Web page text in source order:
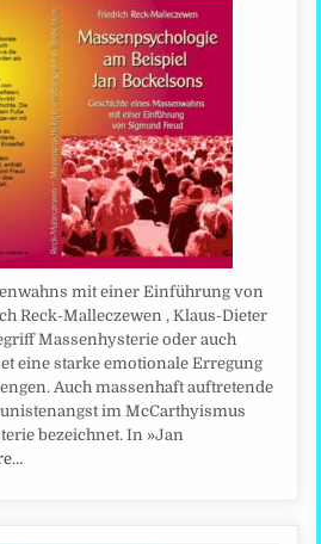
mit einer Einführung von
Reck-Malleczewen , Klaus-Dieter
Massenhysterie oder auch
eine starke emotionale Erregung
Auch massenhaft auftretende
im McCarthyismus
bezeichnet. In »Jan